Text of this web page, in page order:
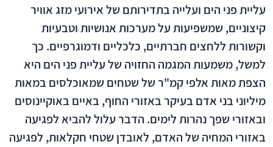
עליית פני הים ועלייה בתדירותם של אירועי מזג אוויר
קיצוניים, שמשפיעות על מערכות אנושיות וטבעיות
וקשורות ללחצים חברתיים, כלכליים ודמוגרפיים. כך
למשל, משמעות המגמה החזויה של עליית פני הים היא
הצפת מאות אלפי קמ"ר של שטחים שמאוכלסים במאות
מיליוני בני אדם בעיקר באזורי החוף, באיים באוקיינוסים
ובאזורי שפך נהרות לימים. הדבר עלול להביא לפגיעה
באזורי המחיה של האדם, לאובדן שטחי חקלאות, לפגיעה